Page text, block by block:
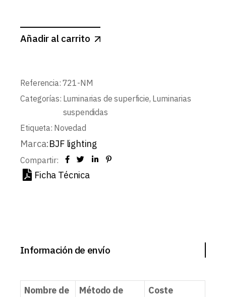
Añadir al carrito
Referencia: 721-NM
Categorías: Luminarias de superficie, Luminarias
suspendidas
Etiqueta: Novedad
Marca:BJF lighting
Compartir:
Ficha Técnica
Información de envío
Nombre de
Método de
Coste